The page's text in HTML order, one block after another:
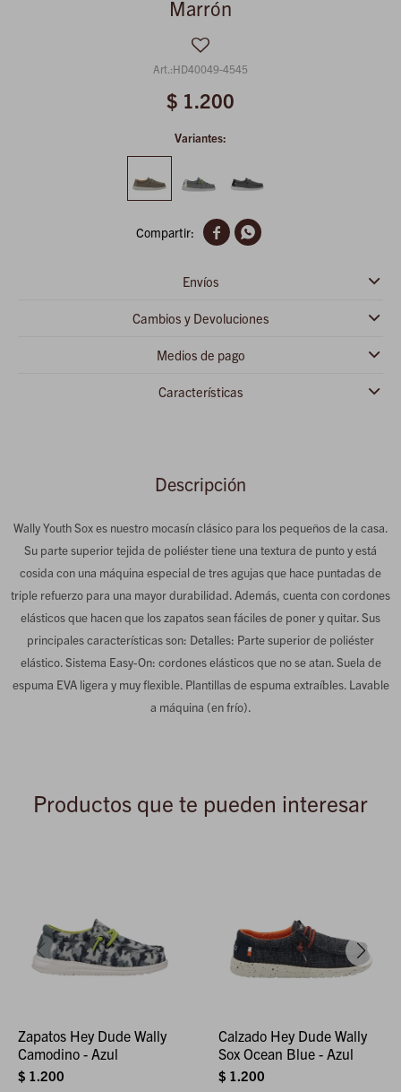
Marrón
HD40049-4545
$ 1.200
Variantes:
 
Envíos
Cambios y Devoluciones
Medios de pago
Características
Descripción
Wally Youth Sox es nuestro mocasín clásico para los pequeños de la casa.
Su parte superior tejida de poliéster tiene una textura de punto y está
cosida con una máquina especial de tres agujas que hace puntadas de
triple refuerzo para una mayor durabilidad. Además, cuenta con cordones
elásticos que hacen que los zapatos sean fáciles de poner y quitar. Sus
principales características son: Detalles: Parte superior de poliéster
elástico. Sistema Easy-On: cordones elásticos que no se atan. Suela de
espuma EVA ligera y muy flexible. Plantillas de espuma extraíbles. Lavable
a máquina (en frío).
Productos que te pueden interesar
Zapatos Hey Dude Wally
Camodino - Azul
$ 1.200
Calzado Hey Dude Wally
Sox Ocean Blue - Azul
$ 1.200